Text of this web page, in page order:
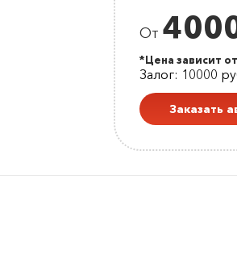
От
*Цена зависит
Залог: 10000
Заказать